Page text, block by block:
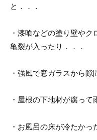
と．．．
・漆喰などの塗り壁や
亀裂が入ったり．．．
・強風で窓ガラスから隙
・屋根の下地材が腐って
・お風呂の床が冷たかっ